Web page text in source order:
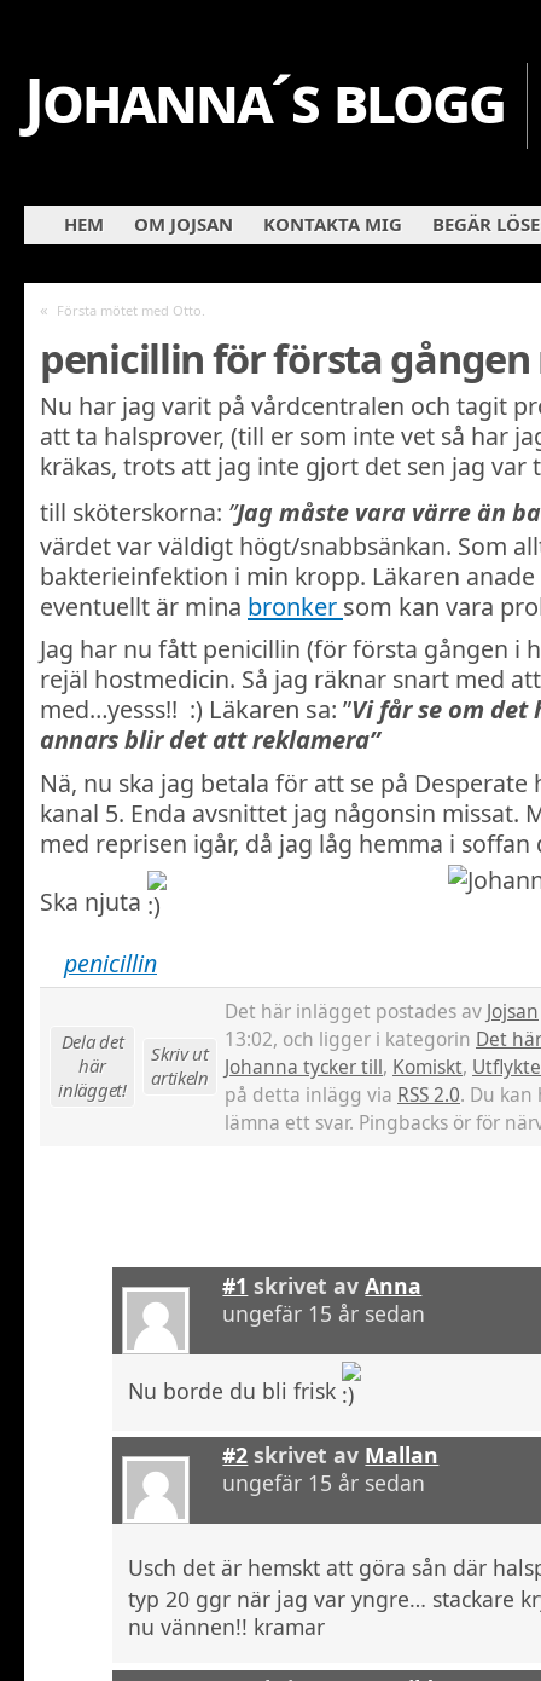
Johanna´s blogg
HEM OM JOJSAN KONTAKTA MIG BEGÄR
« Första mötet med Otto.
penicillin för första gången
Nu har jag varit på vårdcentralen och tagit
att ta halsprover, (till er som inte vet så har
kräkas, trots att jag inte gjort det sen jag var
till sköterskorna: ”Jag måste vara värre än
värdet var väldigt högt/snabbsänkan. Som
bakterieinfektion i min kropp. Läkaren
eventuellt är mina bronker som kan vara
Jag har nu fått penicillin (för första gången i
rejäl hostmedicin. Så jag räknar snart med
med…yesss!! :) Läkaren sa: ”Vi får se om
annars blir det att reklamera”
Nä, nu ska jag betala för att se på Desperate
kanal 5. Enda avsnittet jag någonsin missat.
med reprisen igår, då jag låg hemma i
Ska njuta
penicillin
Dela det
här
inlägget!
Skriv ut
artikeln
Det här inlägget postades av Jojsan
13:02, och ligger i kategorin Det
Johanna tycker till, Komiskt,
på detta inlägg via RSS 2.0. Du
lämna ett svar. Pingbacks ör för
#1 skrivet avAnna
ungefär 15 år sedan
Nu borde du bli frisk
#2 skrivet av Mallan
ungefär 15 år sedan
Usch det är hemskt att göra sån där
typ 20 ggr när jag var yngre… stackare
nu vännen!! kramar